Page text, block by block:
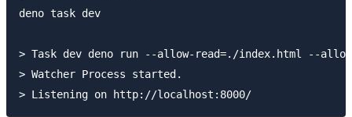
deno task dev
> Task dev deno run --allow-read=./index.html --allow-
> Watcher Process started.